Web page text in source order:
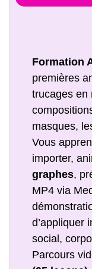
Formation
premières
trucages en
masques,
Vous
importer,
graphes,
MP4 via
d’appliquer
social,
Parcours